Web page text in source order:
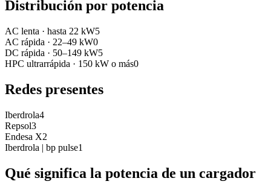
Distribución por potencia
AC lenta · hasta 22 kW5
AC rápida · 22–49 kW0
DC rápida · 50–149 kW5
HPC ultrarrápida · 150 kW o más0
Redes presentes
Iberdrola4
Repsol3
Endesa X2
Iberdrola | bp pulse1
Qué significa la potencia de un cargador